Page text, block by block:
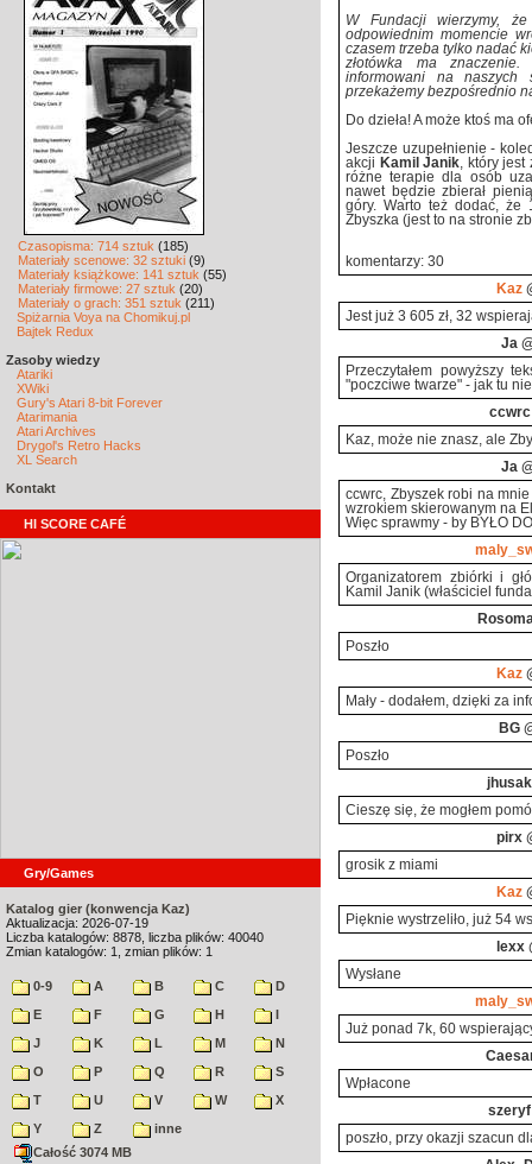
Czasopisma: 714 sztuk (185)
Materiały scenowe: 32 sztuki (9)
Materiały książkowe: 141 sztuk (55)
Materiały firmowe: 27 sztuk (20)
Materiały o grach: 351 sztuk (211)
Spiżarnia Voya na Chomikuj.pl
Bajtek Redux
Zasoby wiedzy
Atariki
XWiki
Gury's Atari 8-bit Forever
Atarimania
Atari Archives
Drygol's Retro Hacks
XL Search
Kontakt
HI SCORE CAFÉ
Gry/Games
Katalog gier (konwencja Kaz)
Aktualizacja: 2026-07-19
Liczba katalogów: 8878, liczba plików: 40040
Zmian katalogów: 1, zmian plików: 1
0-9 A B C
D
E
F G H
I
J
K L M
N
O
P Q R
S
T
U V W
X
Y
Z
inne
Całość 3074 MB
W Fundacji wierzymy,
odpowiednim momencie
czasem trzeba tylko nadać
złotówka ma znaczenie.
informowani na naszych
przekażemy bezpośrednio
Do dzieła! A może ktoś ma
Jeszcze uzupełnienie -
akcji Kamil Janik , który
różne terapie dla osób
nawet będzie zbierał
góry. Warto też dodać,
Zbyszka (jest to na stronie
komentarzy: 30
Kaz
Jest już 3 605 zł, 32
Ja
Przeczytałem powyższy
"poczciwe twarze" - jak tu
ccwrc
Kaz, może nie znasz, ale
Ja
ccwrc, Zbyszek robi na
wzrokiem skierowanym na
Więc sprawmy - by BYŁO
Organizatorem zbiórki i
Kamil Janik (właściciel
Poszło
Kaz
Mały - dodałem, dzięki za
BG
Poszło
jhusak
Cieszę się, że mogłem
pirx
grosik z miami
Kaz
Pięknie wystrzeliło, już 54
lexx
Wysłane
Już ponad 7k, 60
Wpłacone
szeryf
poszło, przy okazji szacun